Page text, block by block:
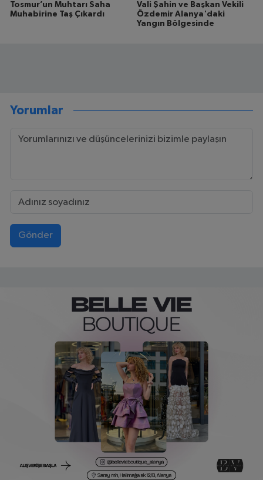
Tosmur’un Muhtarı Saha
Muhabirine Taş Çıkardı
Vali Şahin ve Başkan Vekili
Özdemir Alanya'daki
Yangın Bölgesinde
Yorumlar
Gönder